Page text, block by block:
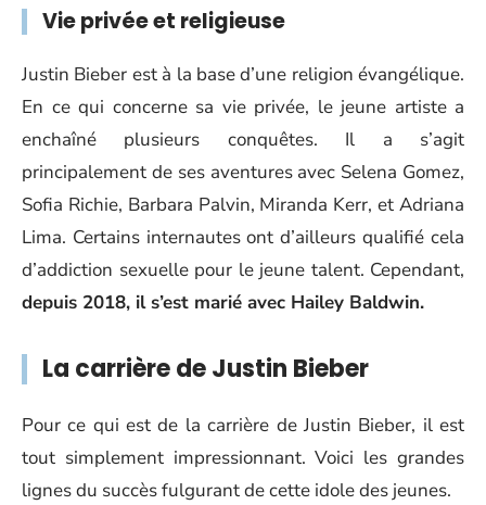
Vie privée et religieuse
Justin Bieber est à la base d’une religion évangélique.
En ce qui concerne sa vie privée, le jeune artiste a
enchaîné plusieurs conquêtes. Il a s’agit
principalement de ses aventures avec Selena Gomez,
Sofia Richie, Barbara Palvin, Miranda Kerr, et Adriana
Lima. Certains internautes ont d’ailleurs qualifié cela
d’addiction sexuelle pour le jeune talent. Cependant,
depuis 2018, il s’est marié avec Hailey Baldwin.
La carrière de Justin Bieber
Pour ce qui est de la carrière de Justin Bieber, il est
tout simplement impressionnant. Voici les grandes
lignes du succès fulgurant de cette idole des jeunes.